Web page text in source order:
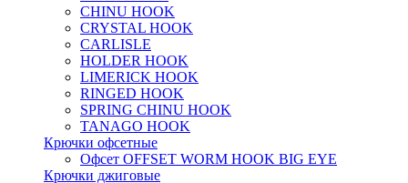
CHINU HOOK
CRYSTAL HOOK
CARLISLE
HOLDER HOOK
LIMERICK HOOK
RINGED HOOK
SPRING CHINU HOOK
TANAGO HOOK
Крючки офсетные
Офсет OFFSET WORM HOOK BIG EYE
Крючки джиговые